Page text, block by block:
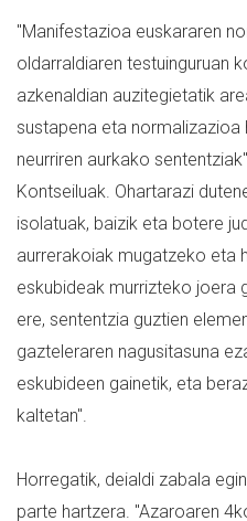
"Manifestazioa euskararen
oldarraldiaren testuinguruan
azkenaldian auzitegietatik
sustapena eta normalizazioa
neurriren aurkako
Kontseiluak. Ohartarazi
isolatuak, baizik eta botere
aurrerakoiak mugatzeko eta
eskubideak murrizteko joera
ere, sententzia guztien
gazteleraren nagusitasuna
eskubideen gainetik, eta
kaltetan".
Horregatik, deialdi zabala
parte hartzera. "Azaroaren